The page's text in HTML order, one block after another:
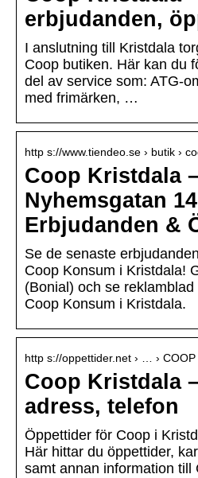
erbjudanden,
I anslutning till Kristdala
Coop butiken. Här kan du
del av service som: ATG-
med frimärken, …
http s://www.tiendeo.se › butik ›
Coop Kristdala
Nyhemsgatan 14 |
Erbjudanden &
Se de senaste
Coop Konsum i Kristdala!
(Bonial) och se
Coop Konsum i Kristdala.
http s://oppettider.net › … › COOP
Coop Kristdala
adress, telefon
Öppettider för Coop i
Här hittar du öppettider,
samt annan information till